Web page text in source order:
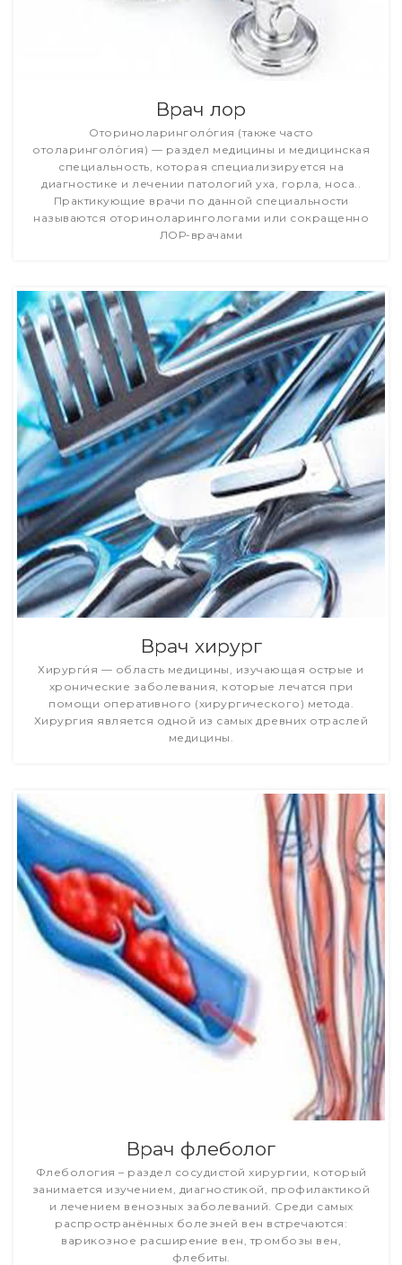
Врач лор
Оториноларинголо́гия (также часто
отоларинголо́гия) — раздел медицины и медицинская
специальность, которая специализируется на
диагностике и лечении патологий уха, горла, носа..
Практикующие врачи по данной специальности
называются оториноларингологами или сокращенно
ЛОР-врачами
Врач хирург
Хирурги́я — область медицины, изучающая острые и
хронические заболевания, которые лечатся при
помощи оперативного (хирургического) метода.
Хирургия является одной из самых древних отраслей
медицины.
Врач флеболог
Флебология – раздел сосудистой хирургии, который
занимается изучением, диагностикой, профилактикой
и лечением венозных заболеваний. Среди самых
распространённых болезней вен встречаются:
варикозное расширение вен, тромбозы вен,
флебиты.